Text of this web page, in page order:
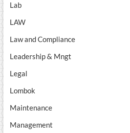
Lab
LAW
Law and Compliance
Leadership & Mngt
Legal
Lombok
Maintenance
Management